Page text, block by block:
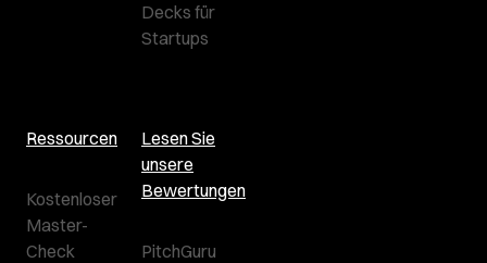
Decks für
Startups
Ressourcen
Kostenloser
Master-
Check
Lesen Sie
unsere
Bewertungen
PitchGuru